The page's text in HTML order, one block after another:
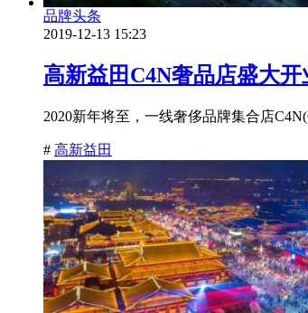
品牌头条
2019-12-13 15:23
高新益田C4N奢品店盛大
2020新年将至，一线奢侈品牌集合店
# 高新益田